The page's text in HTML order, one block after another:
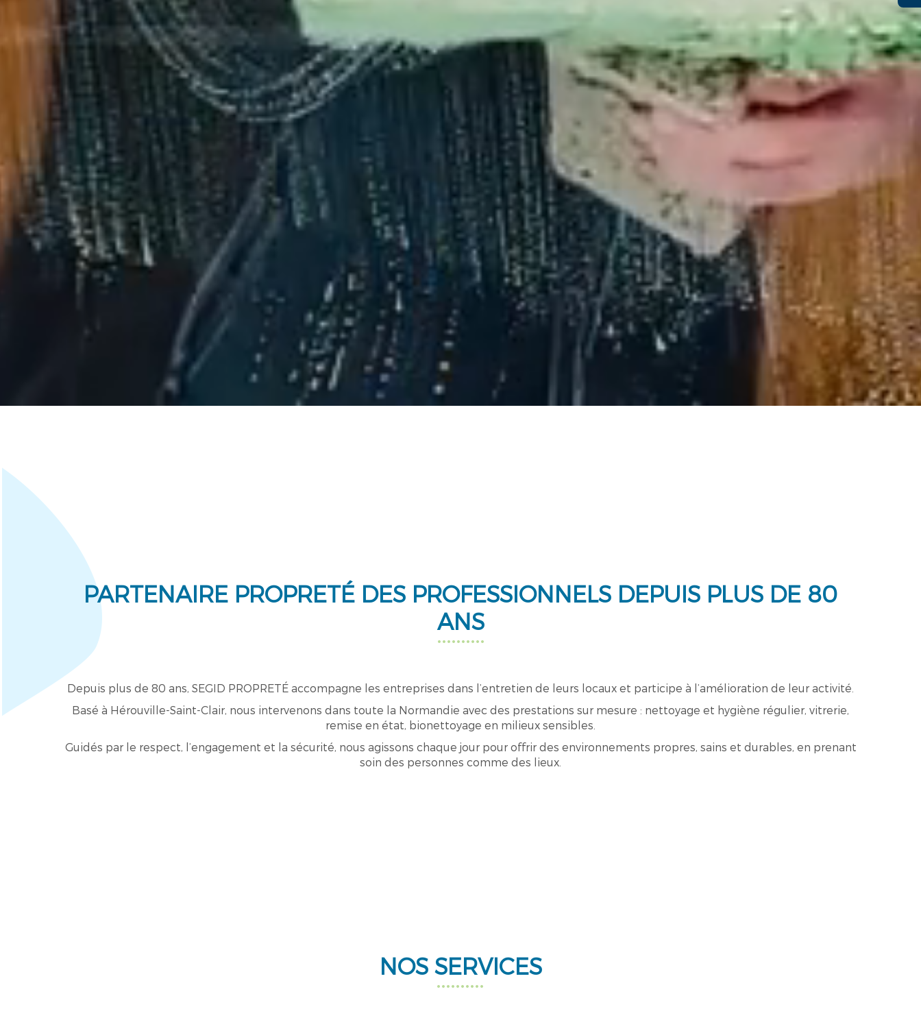
PARTENAIRE PROPRETÉ DES PROFESSIONNELS DEPUIS PLUS DE 80
ANS
Depuis plus de 80 ans, SEGID PROPRETÉ accompagne les entreprises dans l’entretien de leurs locaux et participe à l’amélioration de leur activité.
Basé à Hérouville-Saint-Clair, nous intervenons dans toute la Normandie avec des prestations sur mesure : nettoyage et hygiène régulier, vitrerie,
remise en état, bionettoyage en milieux sensibles.
Guidés par le respect, l’engagement et la sécurité, nous agissons chaque jour pour offrir des environnements propres, sains et durables, en prenant
soin des personnes comme des lieux.
NOS SERVICES